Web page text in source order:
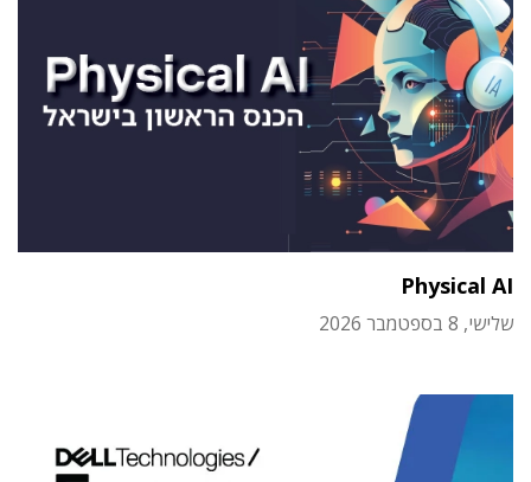
Physical AI
שלישי, 8 בספטמבר 2026